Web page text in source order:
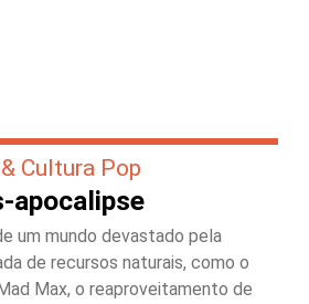
Cultura Pop
apocalipse
um mundo devastado pela
de recursos naturais, como o
Max, o reaproveitamento de